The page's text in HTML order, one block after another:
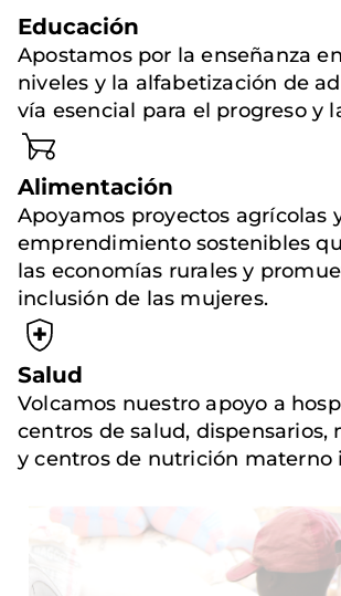
Educación
Apostamos por la enseñanza
niveles y la alfabetización de
vía esencial para el progreso y
Alimentación
Apoyamos proyectos agrícolas
emprendimiento sostenibles
las economías rurales y
inclusión de las mujeres.
Salud
Volcamos nuestro apoyo a
centros de salud, dispensarios,
y centros de nutrición materno